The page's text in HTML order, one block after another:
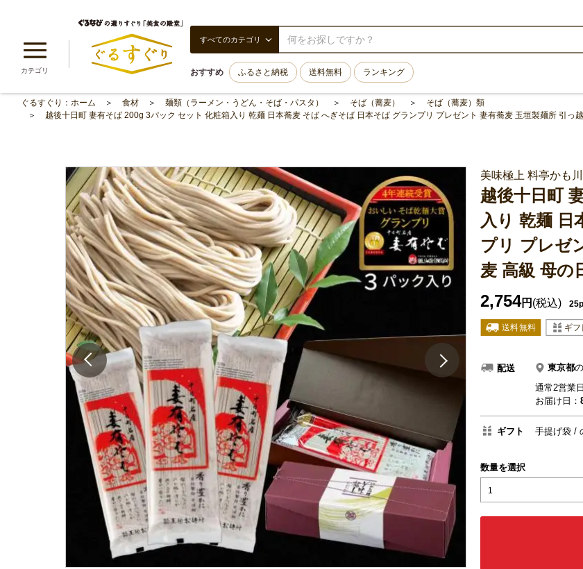
カテゴリ
すべてのカテゴリ
おすすめ ふるさと納税 送料無料 ランキング
ぐるすぐり：ホーム 食材 麺類（ラーメン・うどん・そば・パスタ） そば（蕎麦）
そば（蕎麦）類
越後十日町 妻有そば 200g 3パック セット 化粧箱入り 乾麺 日本蕎麦 そば へぎそば 日本そば グランプリ プレゼント 妻有蕎麦 玉垣製麺所 引っ
美味極上 料亭かも
越後十日町
入り 乾麺 日
プリ プレゼ
麦 高級 母の
2,754円 (税込)
配送 東京都
通常2営業
お届け日：
ギフト 手提げ袋
数量を選択
1